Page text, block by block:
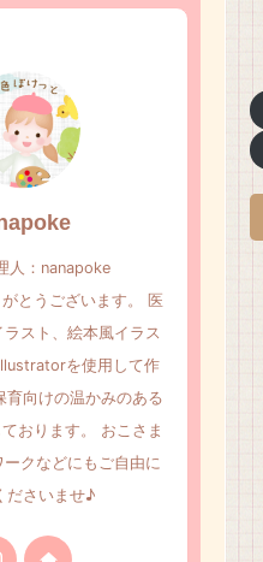
人：nanapoke
とうございます。 医
スト、絵本風イラス
を使用して作
育向けの温かみのある
おります。 おこさま
クなどにもご自由に
ださいませ♪